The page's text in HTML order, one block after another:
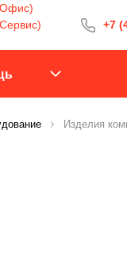
+7
+7 (499) 400-1516
С 9:30 до 18:00
Изделия